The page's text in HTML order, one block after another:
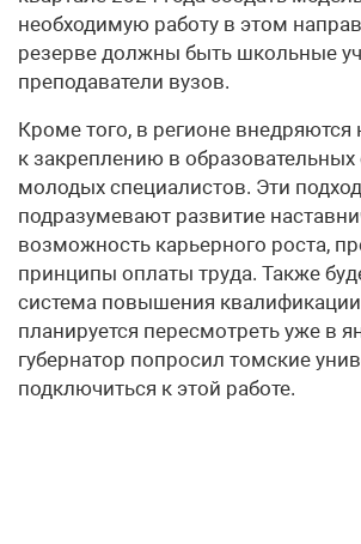
необходимую работу в этом
резерве должны быть школьные
преподаватели вузов.
Кроме того, в регионе
к закреплению в образовательных
молодых специалистов. Эти
подразумевают развитие
возможность карьерного роста,
принципы оплаты труда. Также
система повышения квалификации
планируется пересмотреть уже в
губернатор попросил томские
подключиться к этой работе.